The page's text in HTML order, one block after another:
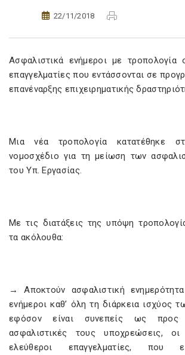
22/11/2018
Ασφαλιστικά ενήμεροι με τροπολογία
επαγγελματίες που εντάσσονται σε
επανέναρξης επιχειρηματικής
Μια νέα τροπολογία κατατέθηκε
νομοσχέδιο για τη μείωση των
του Υπ. Εργασίας.
Με τις διατάξεις της υπόψη
τα ακόλουθα:
→ Αποκτούν ασφαλιστική
ενήμεροι καθ’ όλη τη διάρκεια ισχύος
εφόσον είναι συνεπείς ως προς
ασφαλιστικές τους υποχρεώσεις,
ελεύθεροι επαγγελματίες, που